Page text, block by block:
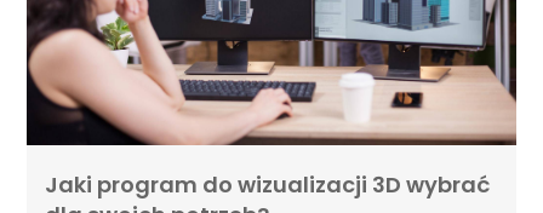
Jaki program do wizualizacji 3D wybrać